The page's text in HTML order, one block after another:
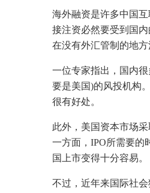
海外融资是许多中国
接注资必然要受到国
在没有外汇管制的地
一位专家指出，国内
要是美国)的风投机构
很有好处。
此外，美国资本市场
一方面，IPO所需要的
国上市变得十分容易。
不过，近年来国际社